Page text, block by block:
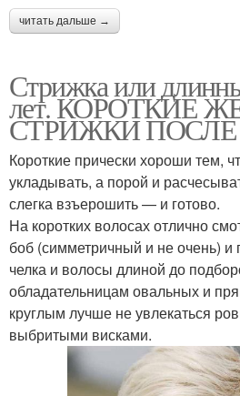
читать дальше →
Стрижка или
лет. КОРОТКИЕ
СТРИЖКИ ПОСЛЕ
Короткие прически хороши тем,
укладывать, а порой и
слегка взъерошить — и готово.
На коротких волосах отлично
боб (симметричный и не очень) и
челка и волосы длиной до
обладательницам овальных и
круглым лучше не увлекаться
выбритыми висками.